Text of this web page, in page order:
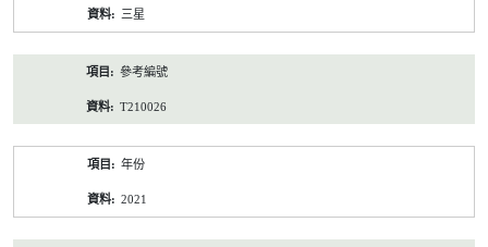
三星
參考編號
T210026
年份
2021